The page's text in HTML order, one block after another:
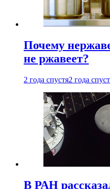
Почему
не ржавеет?
2 года спустя2 года
В РАН